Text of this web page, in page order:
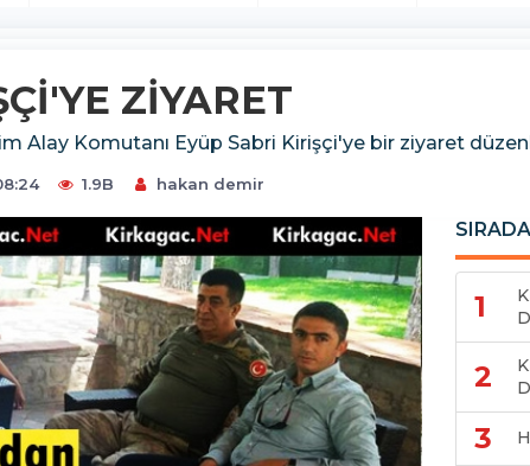
ZİYARET
Alay Komutanı Eyüp Sabri Kirişçi'ye bir ziyaret
1.9B hakan demir
1
2
3